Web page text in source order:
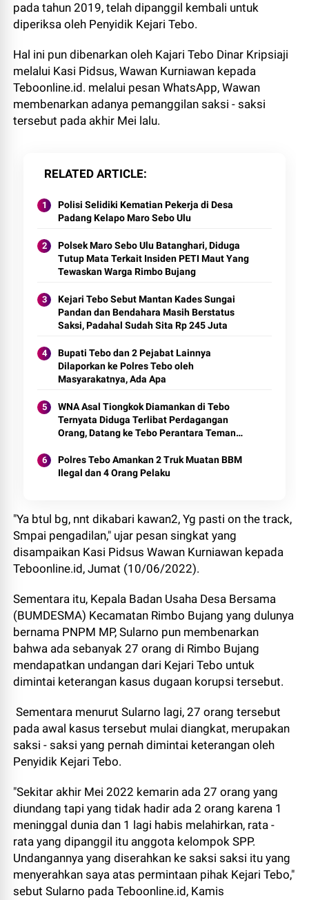
pada tahun 2019, telah dipanggil kembali untuk
diperiksa oleh Penyidik Kejari Tebo.
Hal ini pun dibenarkan oleh Kajari Tebo Dinar Kripsiaji
melalui Kasi Pidsus, Wawan Kurniawan kepada
Teboonline.id. melalui pesan WhatsApp, Wawan
membenarkan adanya pemanggilan saksi - saksi
tersebut pada akhir Mei lalu.
RELATED ARTICLE
Polisi Selidiki Kematian Pekerja di Desa
Padang Kelapo Maro Sebo Ulu
Polsek Maro Sebo Ulu Batanghari, Diduga
Tutup Mata Terkait Insiden PETI Maut Yang
Tewaskan Warga Rimbo Bujang
Kejari Tebo Sebut Mantan Kades Sungai
Pandan dan Bendahara Masih Berstatus
Saksi, Padahal Sudah Sita Rp 245 Juta
Bupati Tebo dan 2 Pejabat Lainnya
Dilaporkan ke Polres Tebo oleh
Masyarakatnya, Ada Apa
WNA Asal Tiongkok Diamankan di Tebo
Ternyata Diduga Terlibat Perdagangan
Orang, Datang ke Tebo Perantara Teman
Polres Tebo Amankan 2 Truk Muatan BBM
Ilegal dan 4 Orang Pelaku
"Ya btul bg, nnt dikabari kawan2, Yg pasti on the track,
Smpai pengadilan," ujar pesan singkat yang
disampaikan Kasi Pidsus Wawan Kurniawan kepada
Teboonline.id, Jumat (10/06/2022).
Sementara itu, Kepala Badan Usaha Desa Bersama
(BUMDESMA) Kecamatan Rimbo Bujang yang dulunya
bernama PNPM MP, Sularno pun membenarkan
bahwa ada sebanyak 27 orang di Rimbo Bujang
mendapatkan undangan dari Kejari Tebo untuk
dimintai keterangan kasus dugaan korupsi tersebut.
Sementara menurut Sularno lagi, 27 orang tersebut
pada awal kasus tersebut mulai diangkat, merupakan
saksi - saksi yang pernah dimintai keterangan oleh
Penyidik Kejari Tebo.
"Sekitar akhir Mei 2022 kemarin ada 27 orang yang
diundang tapi yang tidak hadir ada 2 orang karena 1
meninggal dunia dan 1 lagi habis melahirkan, rata -
rata yang dipanggil itu anggota kelompok SPP.
Undangannya yang diserahkan ke saksi saksi itu yang
menyerahkan saya atas permintaan pihak Kejari Tebo,"
sebut Sularno pada Teboonline.id, Kamis